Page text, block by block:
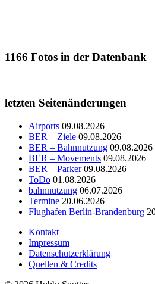
1166 Fotos in der Datenbank
letzten Seitenänderungen
Airports 09.08.2026
BER – Ziele 09.08.2026
BER – Bahnnutzung 09.08.2026
BER – Movements 09.08.2026
BER – Parker 09.08.2026
ToDo 01.08.2026
bahnnutzung 06.07.2026
Termine 20.06.2026
Flughafen Berlin-Brandenburg
Kontakt
Impressum
Datenschutzerklärung
Quellen & Credits